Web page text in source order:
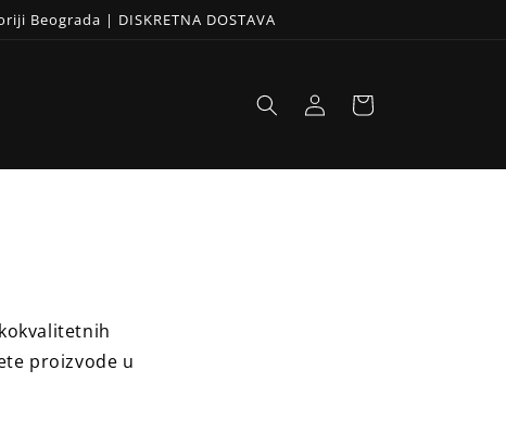
Beograda | DISKRETNA DOSTAVA
Prijavi
se
Korpa
proizvode u